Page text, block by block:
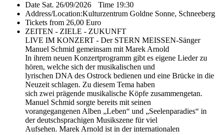
Date Sat. 26/09/2026 Time 19:30
Address/Location:Kulturzentrum Goldne Sonne, Schneeberg
Tickets from 26,00 Euro
ZEITEN - ZIELE - ZUKUNFT
LIVE IM KONZERT - Der STERN MEISSEN-Sänger
Manuel Schmid gemeinsam mit Marek Arnold
In ihrem neuen Konzertprogramm gibt es eigene Lieder zu
hören, welche sich der musikalischen und
lyrischen DNA des Ostrock bedienen und eine Brücke in die
Neuzeit schlagen. Zu diesem Tema haben
sich zwei prägende musikalische Köpfe zusammengetan.
Manuel Schmid sorgte bereits mit seinen
vorangegangenen Alben „Leben“ und „Seelenparadies“ in
der deutschsprachigen Musikszene für viel
Aufsehen. Marek Arnold ist in der internationalen